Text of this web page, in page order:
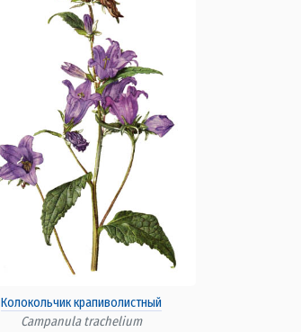
Колокольчик крапиволистный
Campanula trachelium